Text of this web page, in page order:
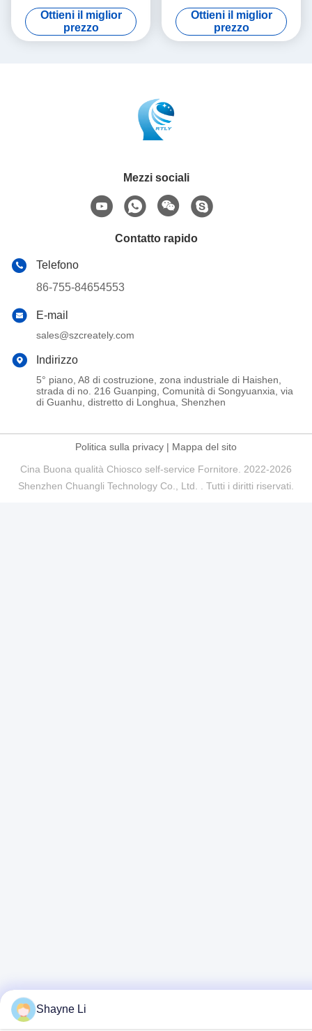
Risoluzione
Ottieni il miglior
prezzo
Core I3 CPU
Ottieni il miglior
prezzo
Mezzi sociali
Contatto rapido
Telefono
86-755-84654553
E-mail
sales@szcreately.com
Indirizzo
5° piano, A8 di costruzione, zona industriale di Haishen,
strada di no. 216 Guanping, Comunità di Songyuanxia, via
di Guanhu, distretto di Longhua, Shenzhen
Politica sulla privacy | Mappa del sito
Cina Buona qualità Chiosco self-service Fornitore. 2022-2026
Shenzhen Chuangli Technology Co., Ltd. . Tutti i diritti riservati.
Shayne Li